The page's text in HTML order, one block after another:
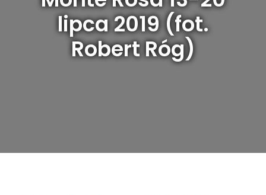
lipca 2019 (fot.
Robert Róg)